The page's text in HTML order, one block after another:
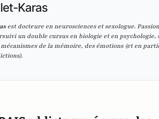
Karas
est docteure en neurosciences et sexologue.
un double cursus en biologie et en psychologie,
de la mémoire, des émotions (et en